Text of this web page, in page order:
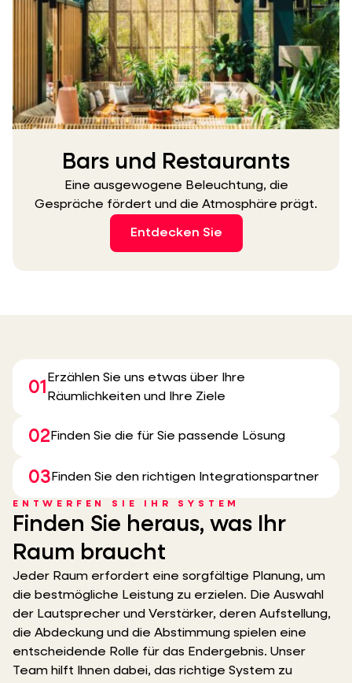
Bars und Restaurants
Eine ausgewogene Beleuchtung, die
Gespräche fördert und die Atmosphäre prägt.
Entdecken Sie
ENTWERFEN SIE IHR SYSTEM
Finden Sie heraus, was Ihr
Raum braucht
Jeder Raum erfordert eine sorgfältige Planung, um
die bestmögliche Leistung zu erzielen. Die Auswahl
der Lautsprecher und Verstärker, deren Aufstellung,
die Abdeckung und die Abstimmung spielen eine
entscheidende Rolle für das Endergebnis. Unser
Team hilft Ihnen dabei, das richtige System zu
01 Erzählen Sie uns etwas über Ihre
Räumlichkeiten und Ihre Ziele
02Finden Sie die für Sie passende Lösung
03Finden Sie den richtigen Integrationspartner